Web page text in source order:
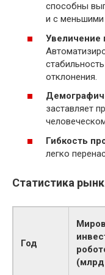
способны
и с
Увеличение
отклонения.
заставляет
Гибкость
легко
Статистика
Год